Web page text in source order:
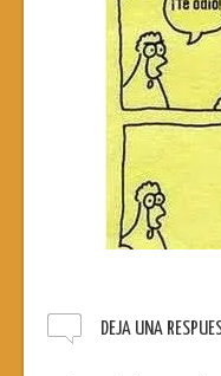
DEJA UNA